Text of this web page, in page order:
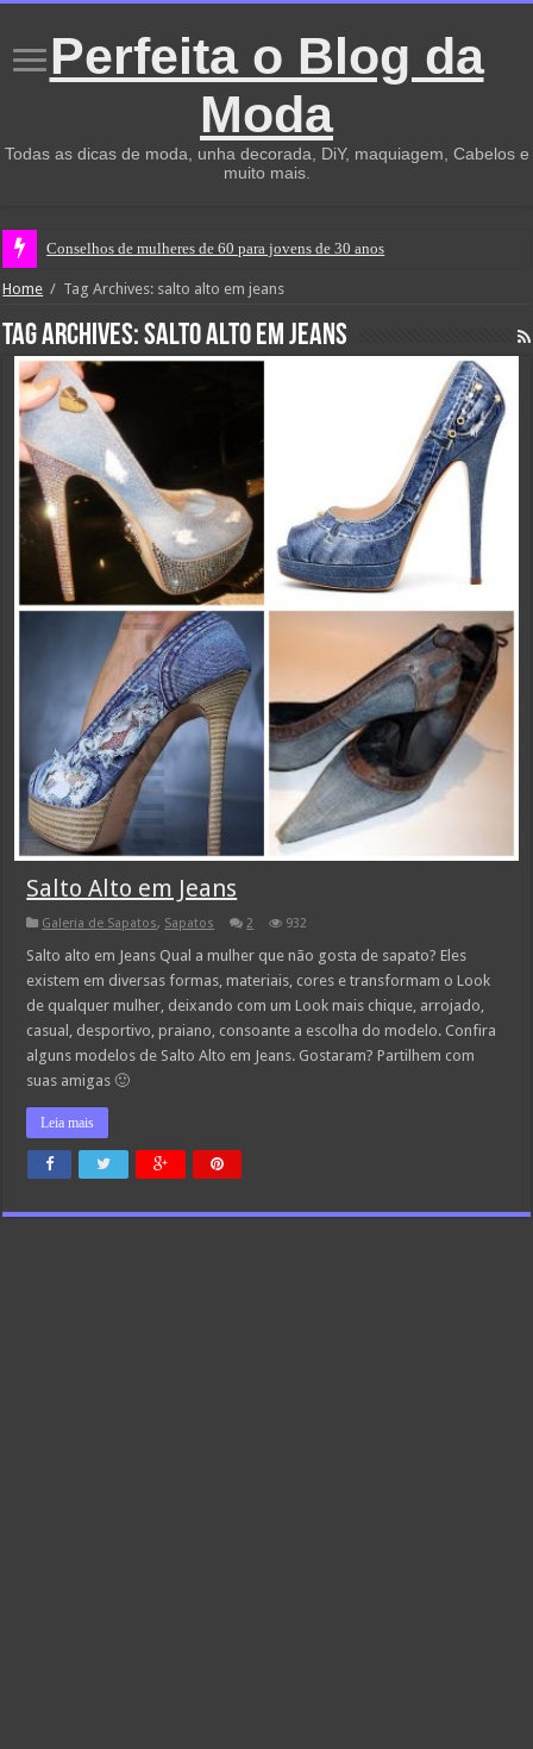
Perfeita o Blog da
Moda
Todas as dicas de moda, unha decorada, DiY, maquiagem, Cabelos e
muito mais.
Conselhos de mulheres de 60 para jovens de 30 anos
Home / Tag Archives: salto alto em jeans
Tag Archives:salto alto em jeans
Salto Alto em Jeans
Galeria de Sapatos, Sapatos 2 932
Salto alto em Jeans Qual a mulher que não gosta de sapato? Eles
existem em diversas formas, materiais, cores e transformam o Look
de qualquer mulher, deixando com um Look mais chique, arrojado,
casual, desportivo, praiano, consoante a escolha do modelo. Confira
alguns modelos de Salto Alto em Jeans. Gostaram? Partilhem com
suas amigas 🙂
Leia mais